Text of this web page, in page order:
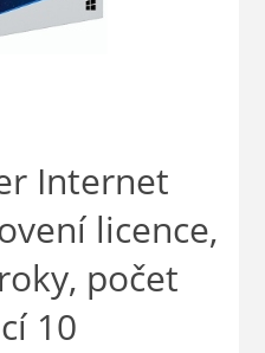
Internet
licence,
počet
10